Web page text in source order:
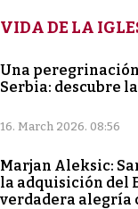
VIDA DE LA
Una
Serbia: descubre
16. March 2026. 08:56
Marjan Aleksic:
la adquisición del
verdadera alegría